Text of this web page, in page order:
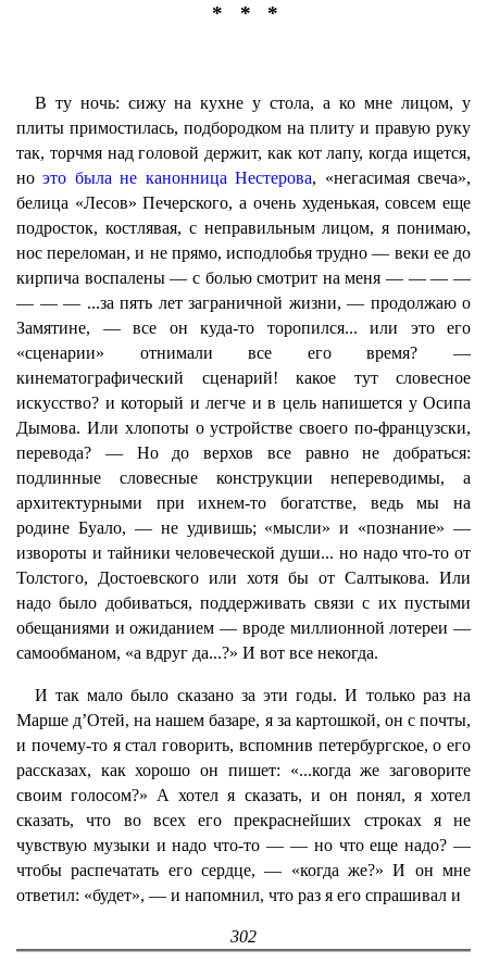
* * *
В ту ночь: сижу на кухне у стола, а ко мне лицом, у
плиты примостилась, подбородком на плиту и правую руку
так, торчмя над головой держит, как кот лапу, когда ищется,
ноэто была не канонница Нестерова, «негасимая свеча»,
белица «Лесов» Печерского, а очень худенькая, совсем еще
подросток, костлявая, с неправильным лицом, я понимаю,
нос переломан, и не прямо, исподлобья трудно — веки ее до
кирпича воспалены — с болью смотрит на меня — — — —
— — — ...за пять лет заграничной жизни, — продолжаю о
Замятине, — все он куда-то торопился... или это его
«сценарии» отнимали все его время? —
кинематографический сценарий! какое тут словесное
искусство? и который и легче и в цель напишется у Осипа
Дымова. Или хлопоты о устройстве своего по-французски,
перевода? — Но до верхов все равно не добраться:
подлинные словесные конструкции непереводимы, а
архитектурными при ихнем-то богатстве, ведь мы на
родине Буало, — не удивишь; «мысли» и «познание» —
извороты и тайники человеческой души... но надо что-то от
Толстого, Достоевского или хотя бы от Салтыкова. Или
надо было добиваться, поддерживать связи с их пустыми
обещаниями и ожиданием — вроде миллионной лотереи —
самообманом, «а вдруг да...?» И вот все некогда.
И так мало было сказано за эти годы. И только раз на
Марше д’Отей, на нашем базаре, я за картошкой, он с почты,
и почему-то я стал говорить, вспомнив петербургское, о его
рассказах, как хорошо он пишет: «...когда же заговорите
своим голосом?» А хотел я сказать, и он понял, я хотел
сказать, что во всех его прекраснейших строках я не
чувствую музыки и надо что-то — — но что еще надо? —
чтобы распечатать его сердце, — «когда же?» И он мне
ответил: «будет», — и напомнил, что раз я его спрашивал и
302